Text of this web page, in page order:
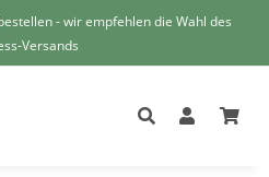
- wir empfehlen die Wahl des
Versands